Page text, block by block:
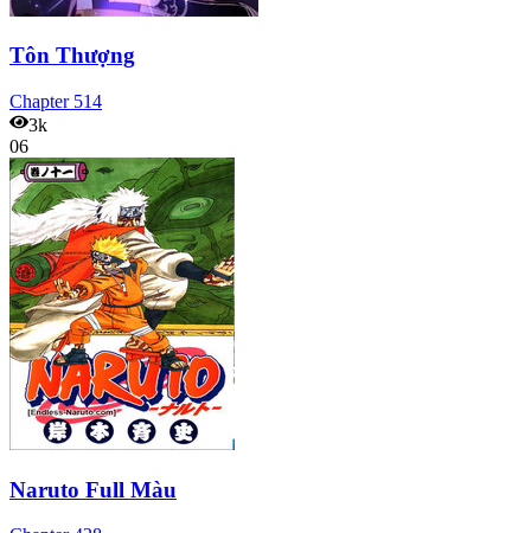
Tôn Thượng
Chapter 514
3k
06
Naruto Full Màu